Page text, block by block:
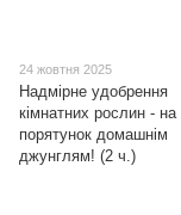
24 жовтня 2025
Надмірне удобрення
кімнатних рослин - на
порятунок домашнім
джунглям! (2 ч.)